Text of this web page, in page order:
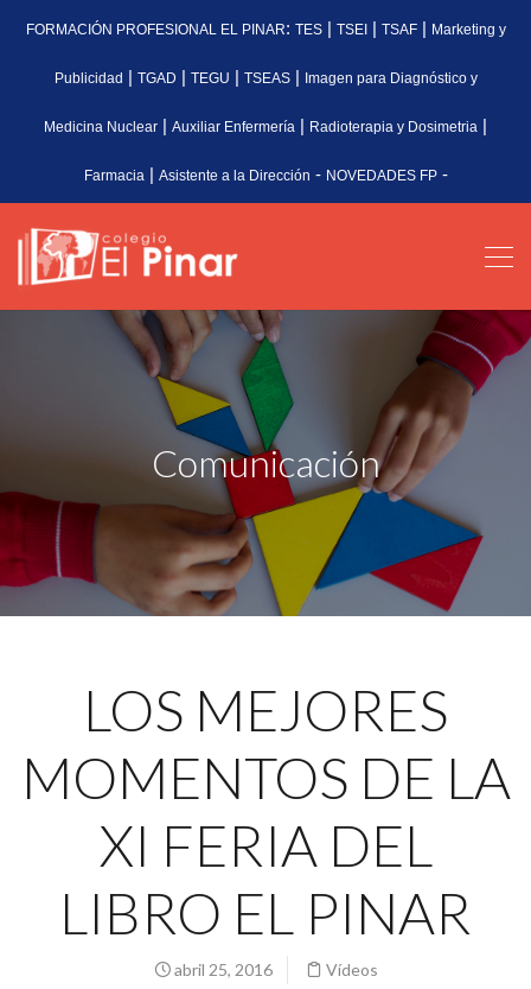
FORMACIÓN PROFESIONAL EL PINAR: TES| TSEI| TSAF| Marketing y
Publicidad | TGAD | TEGU | TSEAS| Imagen para Diagnóstico y
Medicina Nuclear | Auxiliar Enfermería | Radioterapia y Dosimetria |
Farmacia | Asistente a la Dirección - NOVEDADES FP-
Comunicación
LOS MEJORES
MOMENTOS DE LA
XI FERIA DEL
LIBRO EL PINAR
abril 25, 2016 Vídeos